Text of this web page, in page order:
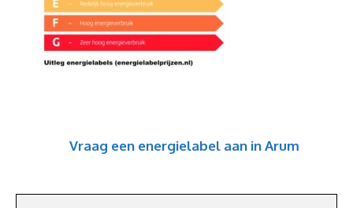
Vraag een energielabel aan in Arum